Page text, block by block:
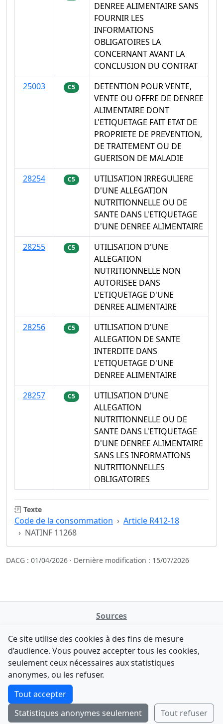
DENREE ALIMENTAIRE SANS
FOURNIR LES
INFORMATIONS
OBLIGATOIRES LA
CONCERNANT AVANT LA
CONCLUSION DU CONTRAT
25003
C5
DETENTION POUR VENTE,
VENTE OU OFFRE DE DENREE
ALIMENTAIRE DONT
L'ETIQUETAGE FAIT ETAT DE
PROPRIETE DE PREVENTION,
DE TRAITEMENT OU DE
GUERISON DE MALADIE
28254
C5
UTILISATION IRREGULIERE
D'UNE ALLEGATION
NUTRITIONNELLE OU DE
SANTE DANS L'ETIQUETAGE
D'UNE DENREE ALIMENTAIRE
28255
C5
UTILISATION D'UNE
ALLEGATION
NUTRITIONNELLE NON
AUTORISEE DANS
L'ETIQUETAGE D'UNE
DENREE ALIMENTAIRE
28256
C5
UTILISATION D'UNE
ALLEGATION DE SANTE
INTERDITE DANS
L'ETIQUETAGE D'UNE
DENREE ALIMENTAIRE
28257
C5
UTILISATION D'UNE
ALLEGATION
NUTRITIONNELLE OU DE
SANTE DANS L'ETIQUETAGE
D'UNE DENREE ALIMENTAIRE
SANS LES INFORMATIONS
NUTRITIONNELLES
OBLIGATOIRES
Texte
Code de la consommation
Article R412-18
NATINF 11268
DACG : 01/04/2026 · Dernière modification : 15/07/2026
Sources
data.gouv.fr
Legifrance - API
Contact
F-Droid·App Store
Tchap
© 2026retiolus— NATINFo
Comment avez-vous découvert NATINFo ?
Une courte réponse suffit (500 caractères max).
Envoyer Ignorer
Ce site utilise des cookies à des fins de mesure
d’audience. Vous pouvez accepter tous les cookies,
seulement ceux nécessaires aux statistiques
anonymes, ou les refuser.
Tout accepter
Statistiques anonymes seulement
Tout refuser